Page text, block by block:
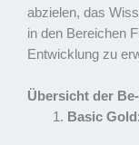
abzielen, das
in den Bereichen
Entwicklung zu
Übersicht der
Basic Gold :